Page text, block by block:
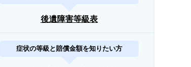
後遺障害等級表
症状の等級と賠償金額を知りたい方